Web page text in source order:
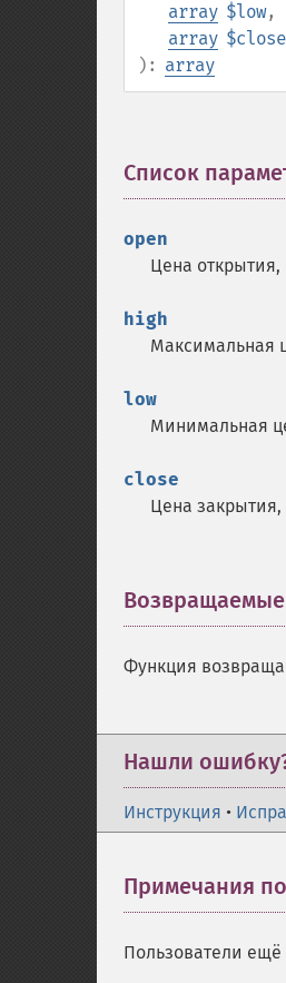
array $low,
array $close
): array
Список
open
Цена
high
Максимальная
low
Минимальная
close
Цена
Функция
Нашли
Инструкция •
Примечания
Пользователи